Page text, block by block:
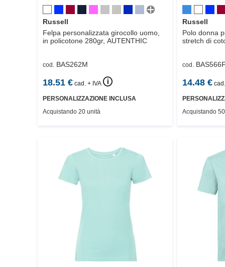
Russell
Felpa personalizzata girocollo uomo,
in policotone 280gr, AUTENTHIC
cod. BAS262M
18.51 € cad. + IVA 🛈
PERSONALIZZAZIONE INCLUSA
Acquistando 20 unità
Russell
Polo donna
stretch di
cod.
14.48€
Acquistando